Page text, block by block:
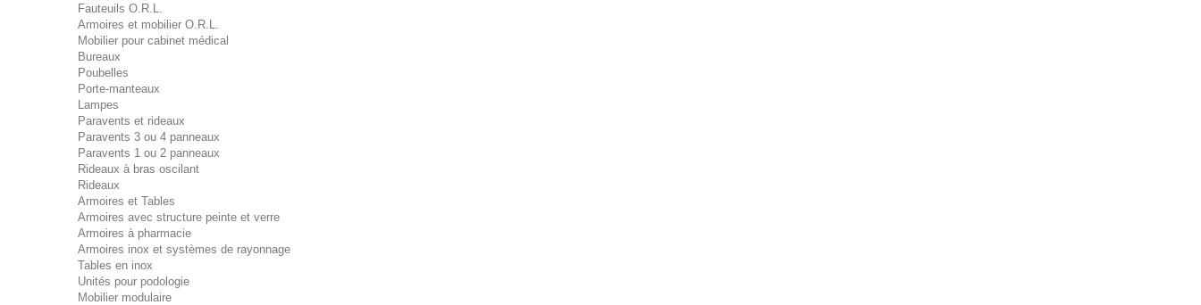
Fauteuils O.R.L.
Armoires et mobilier O.R.L.
Mobilier pour cabinet médical
Bureaux
Poubelles
Porte-manteaux
Lampes
Paravents et rideaux
Paravents 3 ou 4 panneaux
Paravents 1 ou 2 panneaux
Rideaux à bras oscilant
Rideaux
Armoires et Tables
Armoires avec structure peinte et verre
Armoires à pharmacie
Armoires inox et systèmes de rayonnage
Tables en inox
Unités pour podologie
Mobilier modulaire